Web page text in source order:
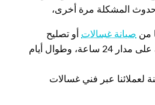
المشكلة مرة أخرى،
من صيانة غسالات أو تصليح
وتركيب غسالات اتوماتيك على مدار 24 ساعة، وطوال أيام
عبر فني غسالات